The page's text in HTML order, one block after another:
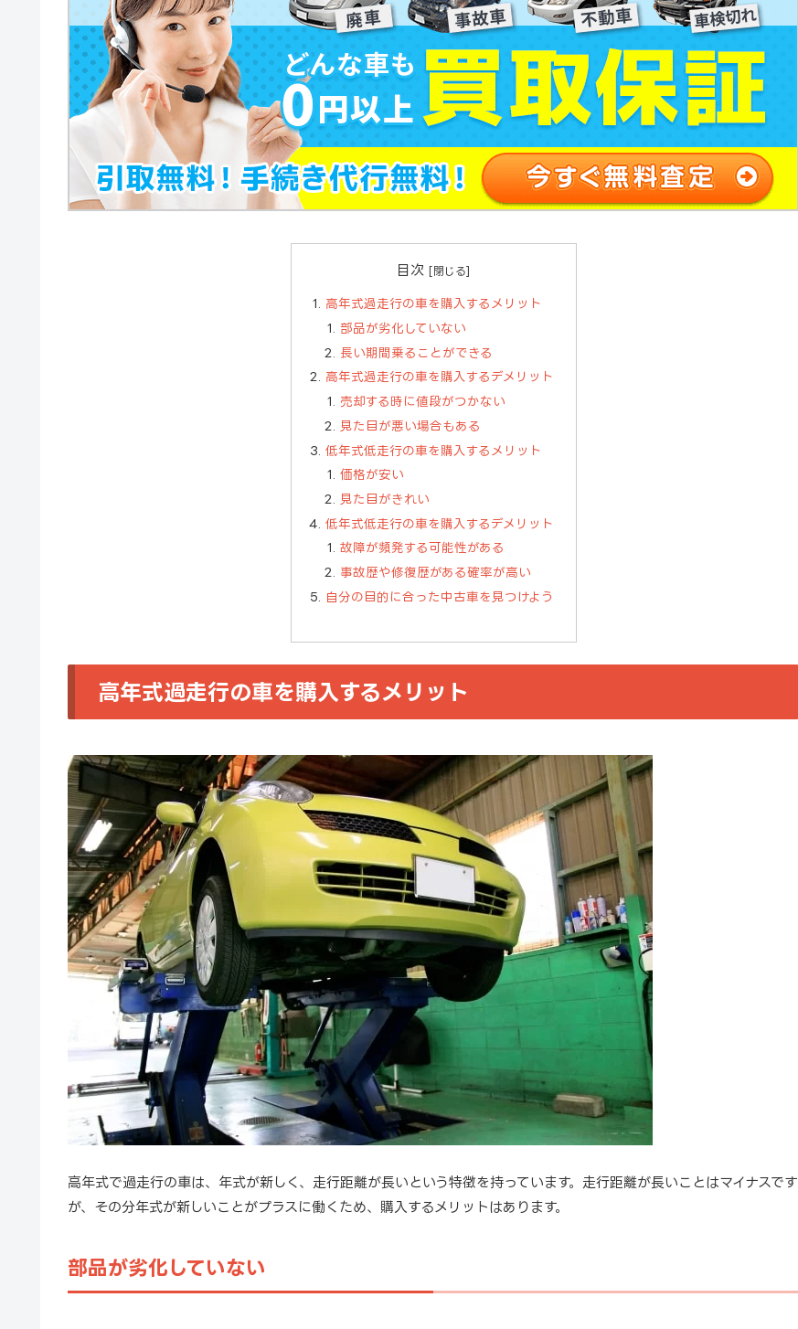
目次
高年式過走行の車を購入するメリット
部品が劣化していない
長い期間乗ることができる
高年式過走行の車を購入するデメリット
売却する時に値段がつかない
見た目が悪い場合もある
低年式低走行の車を購入するメリット
価格が安い
見た目がきれい
低年式低走行の車を購入するデメリット
故障が頻発する可能性がある
事故歴や修復歴がある確率が高い
自分の目的に合った中古車を見つけよう
高年式過走行の車を購入するメリット
高年式で過走行の車は、年式が新しく、走行距離が長いという特徴を持っています。走行距離が長いことはマイナスです
が、その分年式が新しいことがプラスに働くため、購入するメリットはあります。
部品が劣化していない